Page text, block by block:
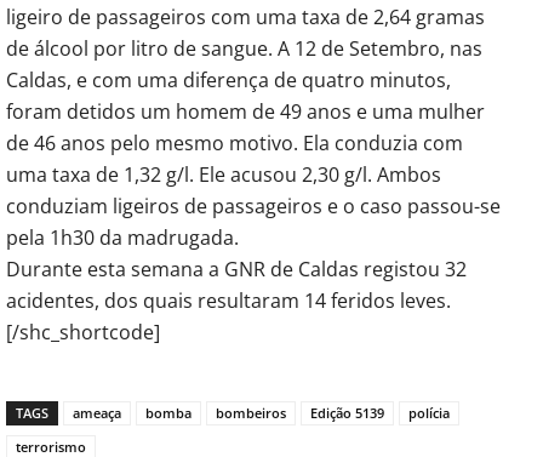
ligeiro de passageiros com uma taxa de 2,64 gramas
de álcool por litro de sangue. A 12 de Setembro, nas
Caldas, e com uma diferença de quatro minutos,
foram detidos um homem de 49 anos e uma mulher
de 46 anos pelo mesmo motivo. Ela conduzia com
uma taxa de 1,32 g/l. Ele acusou 2,30 g/l. Ambos
conduziam ligeiros de passageiros e o caso passou-se
pela 1h30 da madrugada.
Durante esta semana a GNR de Caldas registou 32
acidentes, dos quais resultaram 14 feridos leves.
[/shc_shortcode]
TAGS ameaça bomba bombeiros Edição 5139
polícia
terrorismo